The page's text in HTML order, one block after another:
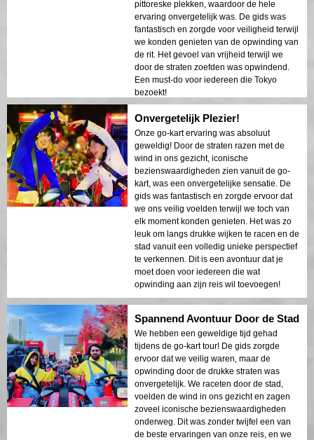
pittoreske plekken, waardoor de hele
ervaring onvergetelijk was. De gids was
fantastisch en zorgde voor veiligheid terwijl
we konden genieten van de opwinding van
de rit. Het gevoel van vrijheid terwijl we
door de straten zoefden was opwindend.
Een must-do voor iedereen die Tokyo
bezoekt!
Onvergetelijk Plezier!
Onze go-kart ervaring was absoluut
geweldig! Door de straten razen met de
wind in ons gezicht, iconische
bezienswaardigheden zien vanuit de go-
kart, was een onvergetelijke sensatie. De
gids was fantastisch en zorgde ervoor dat
we ons veilig voelden terwijl we toch van
elk moment konden genieten. Het was zo
leuk om langs drukke wijken te racen en de
stad vanuit een volledig unieke perspectief
te verkennen. Dit is een avontuur dat je
moet doen voor iedereen die wat
opwinding aan zijn reis wil toevoegen!
Spannend Avontuur Door de Stad
We hebben een geweldige tijd gehad
tijdens de go-kart tour! De gids zorgde
ervoor dat we veilig waren, maar de
opwinding door de drukke straten was
onvergetelijk. We raceten door de stad,
voelden de wind in ons gezicht en zagen
zoveel iconische bezienswaardigheden
onderweg. Dit was zonder twijfel een van
de beste ervaringen van onze reis, en we